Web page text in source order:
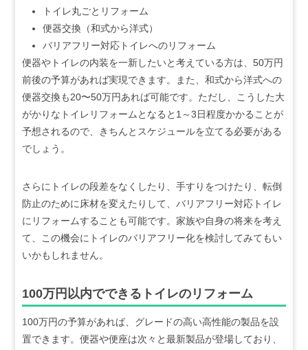
トイレ丸ごとリフォーム
便器交換（和式から洋式）
バリアフリー対応トイレへのリフォーム
便器やトイレの内装を一新したいと考えている方は、50万円
前後の予算があれば実現できます。また、和式から洋式への
便器交換も20〜50万円あれば可能です。ただし、こうした大
がかりなトイレリフォームとなると1～3日程度かかることが
予想されるので、きちんとスケジュールを立てる必要がある
でしょう。
さらにトイレの段差をなくしたり、手すりをつけたり、転倒
防止のために床材を変えたりして、バリアフリー対応トイレ
にリフォームすることも可能です。家族や自身の将来を考え
て、この機会にトイレのバリアフリー化を検討してみてもい
いかもしれません。
100万円以内でできるトイレのリフォーム
100万円の予算があれば、グレードの高い高性能の製品を設
置できます。便器や便座は次々と最新製品が登場しており、